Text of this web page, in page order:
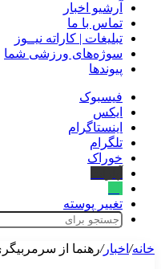
آرشیو اخبار
تماس‌ با‌ ما
تبلیغات | کاراته نیــوز
سوژه‌های ورزشی شما
پیوندها
فیسبوک
ایکس
اینستاگرام
تلگرام
خوراک
تغییر پوسته
خانه/ اخبار/رهنما از